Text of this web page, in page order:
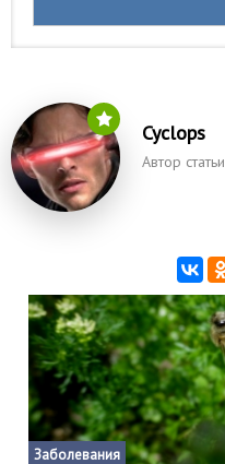
Cyclops
Автор статьи
Заболевания